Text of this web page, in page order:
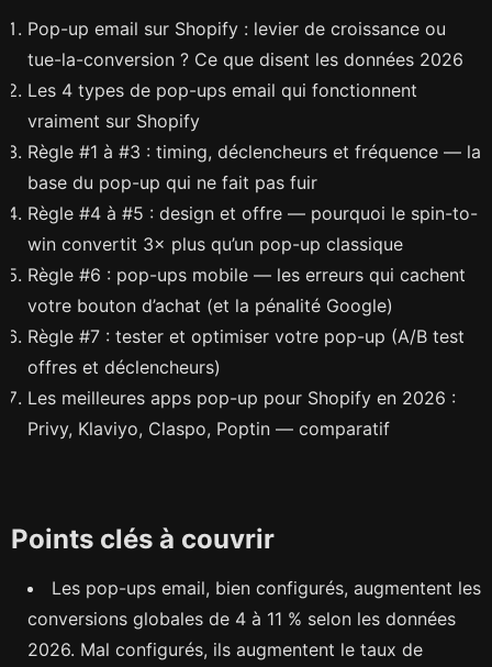
Pop-up email sur Shopify : levier de croissance ou
tue-la-conversion ? Ce que disent les données 2026
Les 4 types de pop-ups email qui fonctionnent
vraiment sur Shopify
Règle #1 à #3 : timing, déclencheurs et fréquence — la
base du pop-up qui ne fait pas fuir
Règle #4 à #5 : design et offre — pourquoi le spin-to-
win convertit 3× plus qu’un pop-up classique
Règle #6 : pop-ups mobile — les erreurs qui cachent
votre bouton d’achat (et la pénalité Google)
Règle #7 : tester et optimiser votre pop-up (A/B test
offres et déclencheurs)
Les meilleures apps pop-up pour Shopify en 2026 :
Privy, Klaviyo, Claspo, Poptin — comparatif
Points clés à couvrir
Les pop-ups email, bien configurés, augmentent les
conversions globales de 4 à 11 % selon les données
2026. Mal configurés, ils augmentent le taux de